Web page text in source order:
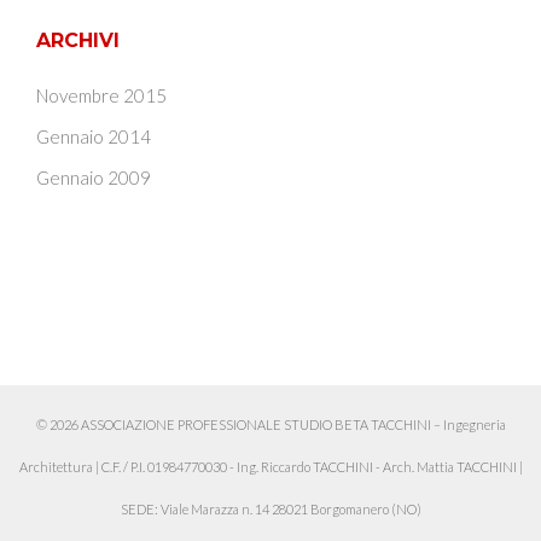
ARCHIVI
Novembre 2015
Gennaio 2014
Gennaio 2009
© 2026 ASSOCIAZIONE PROFESSIONALE STUDIO BETA TACCHINI – Ingegneria
Architettura | C.F. / P.I. 01984770030 - Ing. Riccardo TACCHINI - Arch. Mattia TACCHINI |
SEDE: Viale Marazza n. 14 28021 Borgomanero (NO)